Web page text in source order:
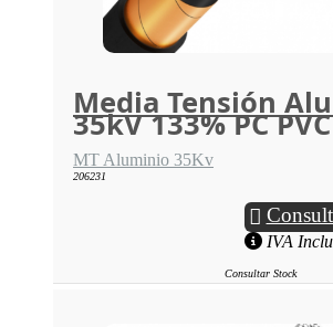
Media Tensión
35kV 133% PC
MT Aluminio 35Kv
206231
IVA
Consultar Stock